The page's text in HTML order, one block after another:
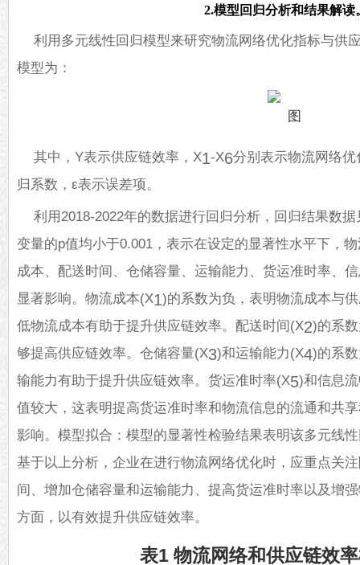
2.模型回归分析和结果解读
利用多元线性回归模型来研究物流网络优化指标与供
模型为：
其中，Y表示供应链效率，X1-X6分别表示物流网络
归系数，ε表示误差项。
利用2018-2022年的数据进行回归分析，回归结果数
变量的p值均小于0.001，表示在设定的显著性水平下，
成本、配送时间、仓储容量、运输能力、货运准时率、
显著影响。物流成本(X1)的系数为负，表明物流成本与
低物流成本有助于提升供应链效率。配送时间(X2)的系
够提高供应链效率。仓储容量(X3)和运输能力(X4)的系
输能力有助于提升供应链效率。货运准时率(X5)和信息
值较大，这表明提高货运准时率和物流信息的流通和共
影响。模型拟合：模型的显著性检验结果表明该多元线
基于以上分析，企业在进行物流网络优化时，应重点关
间、增加仓储容量和运输能力、提高货运准时率以及增
方面，以有效提升供应链效率。
表1 物流网络和供应链效